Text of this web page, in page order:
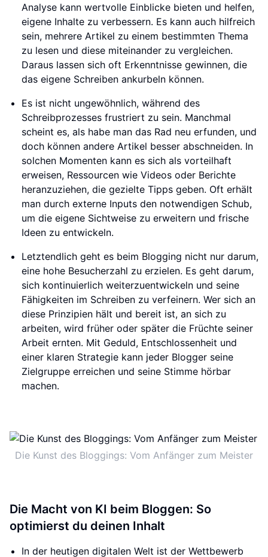
Analyse kann wertvolle Einblicke bieten und helfen,
eigene Inhalte zu verbessern. Es kann auch hilfreich
sein, mehrere Artikel zu einem bestimmten Thema
zu lesen und diese miteinander zu vergleichen.
Daraus lassen sich oft Erkenntnisse gewinnen, die
das eigene Schreiben ankurbeln können.
Es ist nicht ungewöhnlich, während des
Schreibprozesses frustriert zu sein. Manchmal
scheint es, als habe man das Rad neu erfunden, und
doch können andere Artikel besser abschneiden. In
solchen Momenten kann es sich als vorteilhaft
erweisen, Ressourcen wie Videos oder Berichte
heranzuziehen, die gezielte Tipps geben. Oft erhält
man durch externe Inputs den notwendigen Schub,
um die eigene Sichtweise zu erweitern und frische
Ideen zu entwickeln.
Letztendlich geht es beim Blogging nicht nur darum,
eine hohe Besucherzahl zu erzielen. Es geht darum,
sich kontinuierlich weiterzuentwickeln und seine
Fähigkeiten im Schreiben zu verfeinern. Wer sich an
diese Prinzipien hält und bereit ist, an sich zu
arbeiten, wird früher oder später die Früchte seiner
Arbeit ernten. Mit Geduld, Entschlossenheit und
einer klaren Strategie kann jeder Blogger seine
Zielgruppe erreichen und seine Stimme hörbar
machen.
Die Kunst des Bloggings: Vom Anfänger zum Meister
Die Macht von KI beim Bloggen: So
optimierst du deinen Inhalt
In der heutigen digitalen Welt ist der Wettbewerb